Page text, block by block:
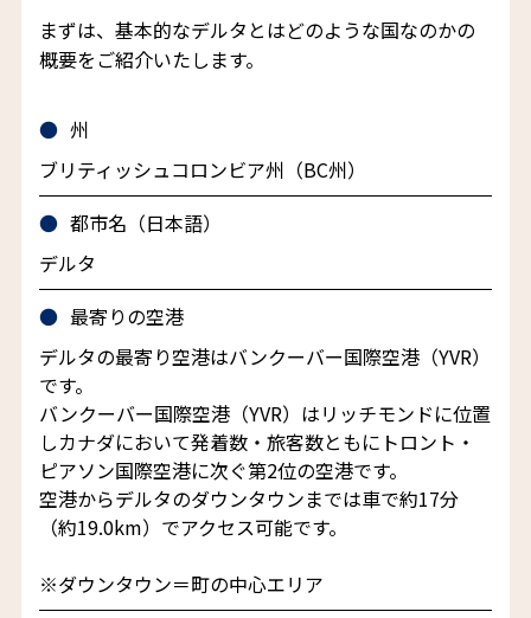
まずは、基本的なデルタとはどのような国なのかの
概要をご紹介いたします。
州
ブリティッシュコロンビア州（BC州）
都市名（日本語）
デルタ
最寄りの空港
デルタの最寄り空港はバンクーバー国際空港（YVR）
です。
バンクーバー国際空港（YVR）はリッチモンドに位置
しカナダにおいて発着数・旅客数ともにトロント・
ピアソン国際空港に次ぐ第2位の空港です。
空港からデルタのダウンタウンまでは車で約17分
（約19.0km）でアクセス可能です。
※ダウンタウン＝町の中心エリア